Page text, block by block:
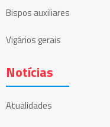
Bispos auxiliares
Vigários gerais
Notícias
Atualidades